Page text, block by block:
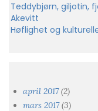
Teddybjørn, giljotin,
Akevitt
Høflighet og
april 2017(2)
mars 2017(3)